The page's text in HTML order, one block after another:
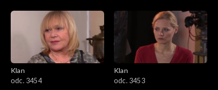
Klan
odc. 3454
Klan
odc. 3453